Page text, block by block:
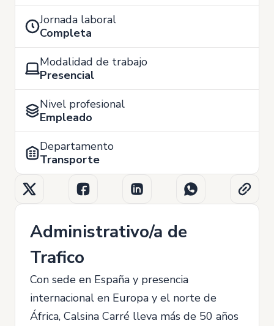
Jornada laboral
Completa
Modalidad de trabajo
Presencial
Nivel profesional
Empleado
Departamento
Transporte
Administrativo/a de
Trafico
Con sede en España y presencia
internacional en Europa y el norte de
África, Calsina Carré lleva más de 50 años